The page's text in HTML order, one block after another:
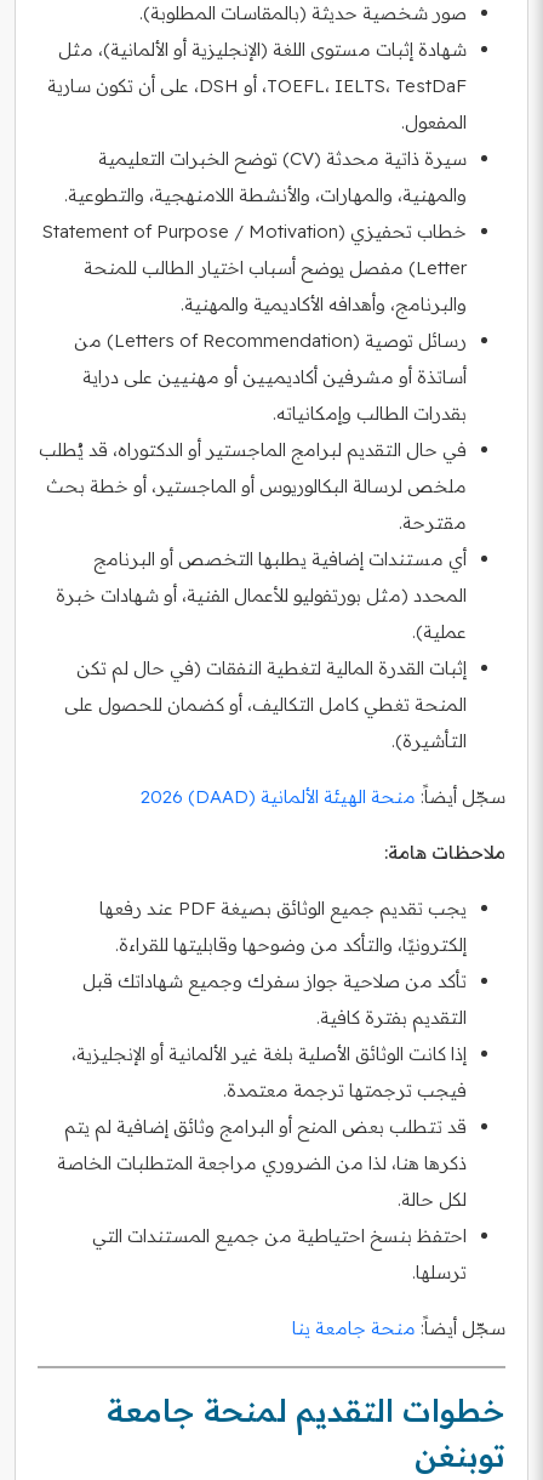
صور شخصية حديثة (بالمقاسات المطلوبة).
شهادة إثبات مستوى اللغة (الإنجليزية أو الألمانية)، مثل
TOEFL، IELTS، TestDaF، أو DSH، على أن تكون سارية
المفعول.
سيرة ذاتية محدثة (CV) توضح الخبرات التعليمية
والمهنية، والمهارات، والأنشطة اللامنهجية، والتطوعية.
خطاب تحفيزي (Statement of Purpose / Motivation
Letter) مفصل يوضح أسباب اختيار الطالب للمنحة
والبرنامج، وأهدافه الأكاديمية والمهنية.
رسائل توصية (Letters of Recommendation) من
أساتذة أو مشرفين أكاديميين أو مهنيين على دراية
بقدرات الطالب وإمكانياته.
في حال التقديم لبرامج الماجستير أو الدكتوراه، قد يُطلب
ملخص لرسالة البكالوريوس أو الماجستير، أو خطة بحث
مقترحة.
أي مستندات إضافية يطلبها التخصص أو البرنامج
المحدد (مثل بورتفوليو للأعمال الفنية، أو شهادات خبرة
عملية).
إثبات القدرة المالية لتغطية النفقات (في حال لم تكن
المنحة تغطي كامل التكاليف، أو كضمان للحصول على
التأشيرة).
سجّل أيضاً: منحة الهيئة الألمانية (DAAD) 2026
ملاحظات هامة:
يجب تقديم جميع الوثائق بصيغة PDF عند رفعها
إلكترونيًا، والتأكد من وضوحها وقابليتها للقراءة.
تأكد من صلاحية جواز سفرك وجميع شهاداتك قبل
التقديم بفترة كافية.
إذا كانت الوثائق الأصلية بلغة غير الألمانية أو الإنجليزية،
فيجب ترجمتها ترجمة معتمدة.
قد تتطلب بعض المنح أو البرامج وثائق إضافية لم يتم
ذكرها هنا، لذا من الضروري مراجعة المتطلبات الخاصة
لكل حالة.
احتفظ بنسخ احتياطية من جميع المستندات التي
ترسلها.
سجّل أيضاً: منحة جامعة ينا
خطوات التقديم لمنحة جامعة
توبنغن